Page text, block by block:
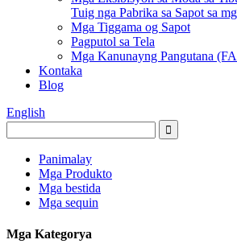
Tuig nga Pabrika sa Sapot sa
Mga Tiggama og Sapot
Pagputol sa Tela
Mga Kanunayng Pangutana
Kontaka
Blog
English
Panimalay
Mga Produkto
Mga bestida
Mga sequin
Mga Kategorya